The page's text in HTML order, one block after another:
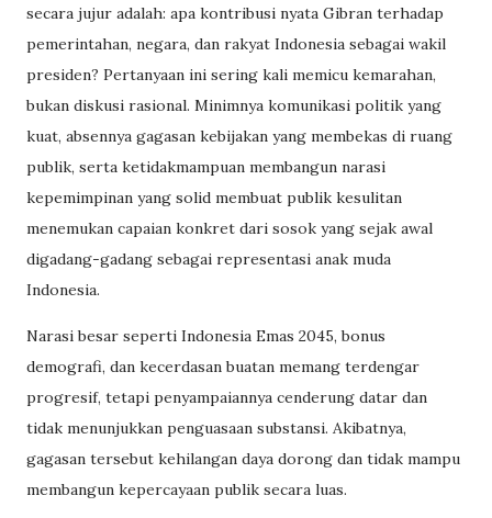
secara jujur adalah: apa kontribusi nyata Gibran terhadap
pemerintahan, negara, dan rakyat Indonesia sebagai wakil
presiden? Pertanyaan ini sering kali memicu kemarahan,
bukan diskusi rasional. Minimnya komunikasi politik yang
kuat, absennya gagasan kebijakan yang membekas di ruang
publik, serta ketidakmampuan membangun narasi
kepemimpinan yang solid membuat publik kesulitan
menemukan capaian konkret dari sosok yang sejak awal
digadang-gadang sebagai representasi anak muda
Indonesia.
Narasi besar seperti Indonesia Emas 2045, bonus
demografi, dan kecerdasan buatan memang terdengar
progresif, tetapi penyampaiannya cenderung datar dan
tidak menunjukkan penguasaan substansi. Akibatnya,
gagasan tersebut kehilangan daya dorong dan tidak mampu
membangun kepercayaan publik secara luas.